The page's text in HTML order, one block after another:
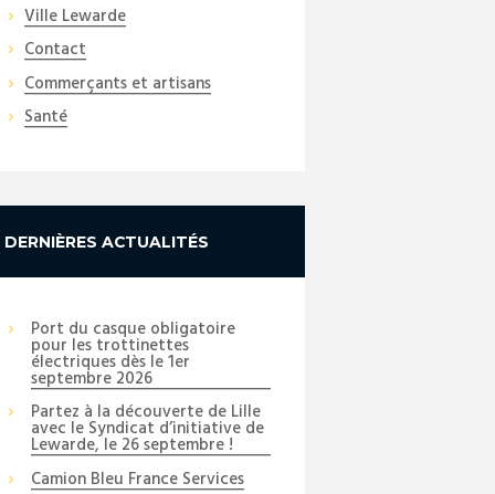
Ville Lewarde
Contact
Commerçants et artisans
Santé
DERNIÈRES ACTUALITÉS
Port du casque obligatoire
pour les trottinettes
électriques dès le 1er
septembre 2026
Partez à la découverte de Lille
avec le Syndicat d’initiative de
Lewarde, le 26 septembre !
Camion Bleu France Services